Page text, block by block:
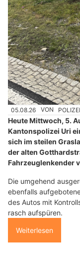
05.08.26 VON
Heute Mittwoch, 5.
Kantonspolizei Uri
sich im steilen
der alten
Fahrzeuglenkender
Die umgehend
ebenfalls
des Autos mit
rasch aufspüren.
Weiterlesen